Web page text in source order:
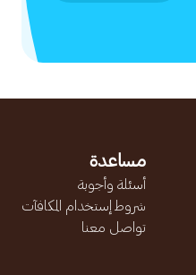
مساعدة
أسئلة وأجوبة
شروط إستخدام المكافآت
تواصل معنا